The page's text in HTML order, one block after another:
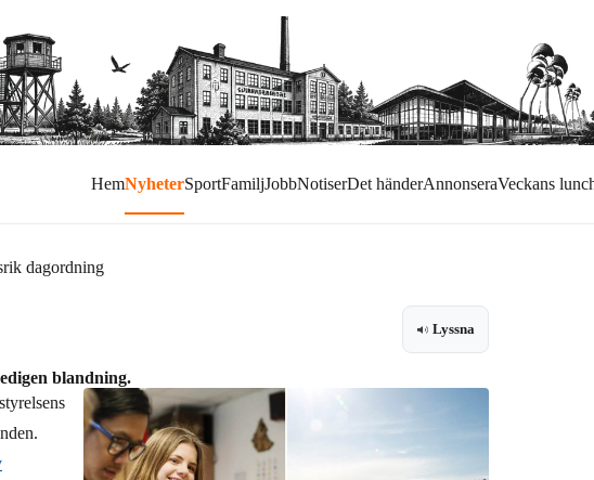
HemNyheterSportFamiljJobbNotiserDet händerAnnonseraVeckans
dagordning
Lyssna
blandning.